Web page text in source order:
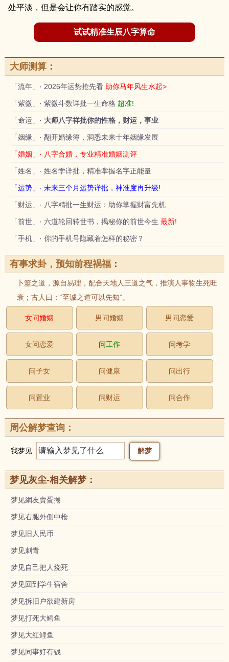
处平淡，但是会让你有踏实的感觉。
试试精准生辰八字算命
大师测算：
「流年」· 2026年运势抢先看 助你马年风生水起>
「紫微」· 紫微斗数详批一生命格 超准!
「命运」· 大师八字祥批你的性格，财运，事业
「姻缘」· 翻开婚缘簿，洞悉未来十年姻缘发展
「婚姻」· 八字合婚，专业精准婚姻测评
「姓名」· 姓名学详批，精准掌握名字正能量
「运势」· 未来三个月运势详批，神准度再升级!
「财运」· 八字精批一生财运：助你掌握财富先机
「前世」· 六道轮回转世书，揭秘你的前世今生 最新!
「手机」· 你的手机号隐藏着怎样的秘密？
有事求卦，预知前程祸福：
卜筮之道，源自易理，配合天地人三道之气，推演人事物生死旺
衰；古人曰：“至诚之道可以先知”。
女问婚姻 男问婚姻 男问恋爱
女问恋爱 问工作 问考学
问子女 问健康 问出行
问置业 问财运 问合作
周公解梦查询：
我梦见:
梦见灰尘-相关解梦：
梦见網友賣蛋捲
梦见右腿外侧中枪
梦见旧人民币
梦见刺青
梦见自己把人烧死
梦见回到学生宿舍
梦见拆旧户欲建新房
梦见打死大鳄鱼
梦见大红鲤鱼
梦见同事好有钱